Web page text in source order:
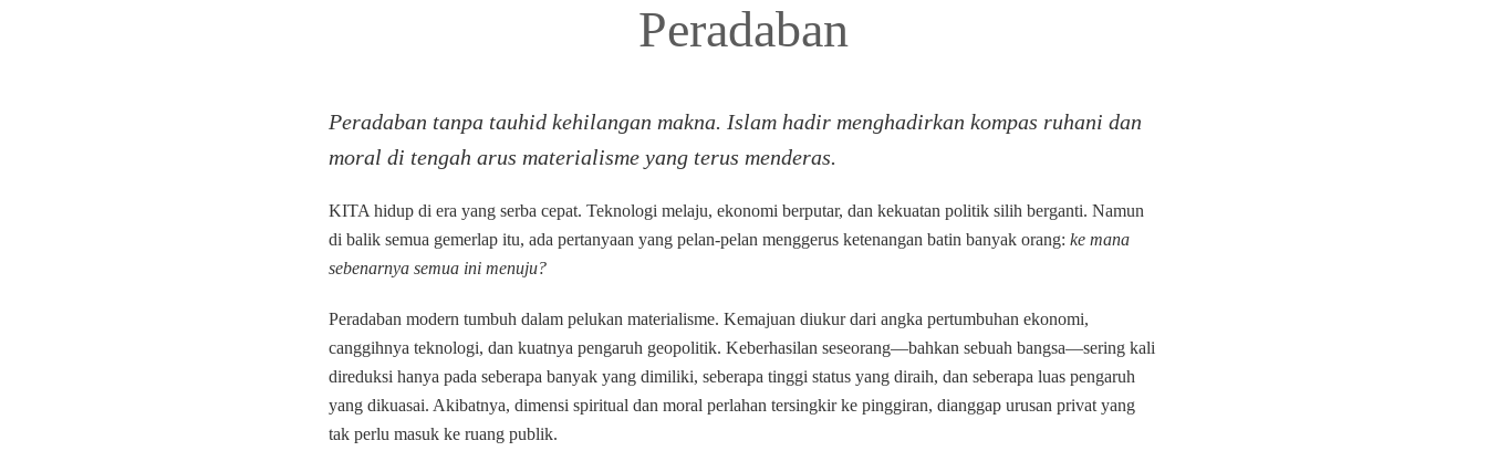
Peradaban
Peradaban tanpa tauhid kehilangan makna. Islam hadir menghadirkan kompas ruhani dan
moral di tengah arus materialisme yang terus menderas.
KITA hidup di era yang serba cepat. Teknologi melaju, ekonomi berputar, dan kekuatan politik silih berganti. Namun
di balik semua gemerlap itu, ada pertanyaan yang pelan-pelan menggerus ketenangan batin banyak orang: ke mana
sebenarnya semua ini menuju?
Peradaban modern tumbuh dalam pelukan materialisme. Kemajuan diukur dari angka pertumbuhan ekonomi,
canggihnya teknologi, dan kuatnya pengaruh geopolitik. Keberhasilan seseorang—bahkan sebuah bangsa—sering kali
direduksi hanya pada seberapa banyak yang dimiliki, seberapa tinggi status yang diraih, dan seberapa luas pengaruh
yang dikuasai. Akibatnya, dimensi spiritual dan moral perlahan tersingkir ke pinggiran, dianggap urusan privat yang
tak perlu masuk ke ruang publik.